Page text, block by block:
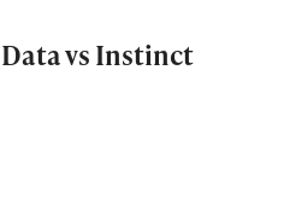
Data vs Instinct